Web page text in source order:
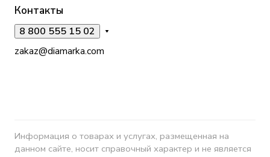
Контакты
8 800 555 15 02
zakaz@diamarka.com
Информация о товарах и услугах, размещенная на
данном сайте, носит справочный характер и не является